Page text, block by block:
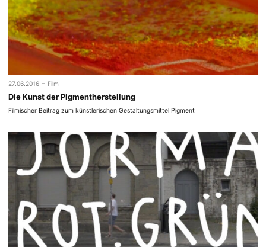
27.06.2016 - Film
Die Kunst der Pigmentherstellung
Filmischer Beitrag zum künstlerischen Gestaltungsmittel Pigment